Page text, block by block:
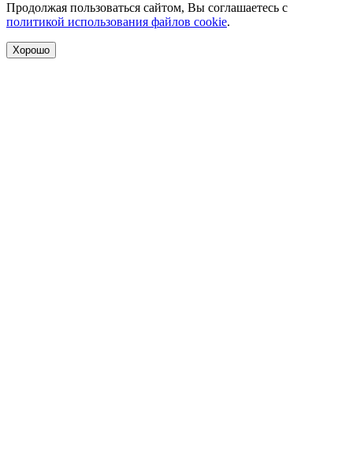
Продолжая пользоваться сайтом, Вы соглашаетесь с
политикой использования файлов cookie.
Хорошо